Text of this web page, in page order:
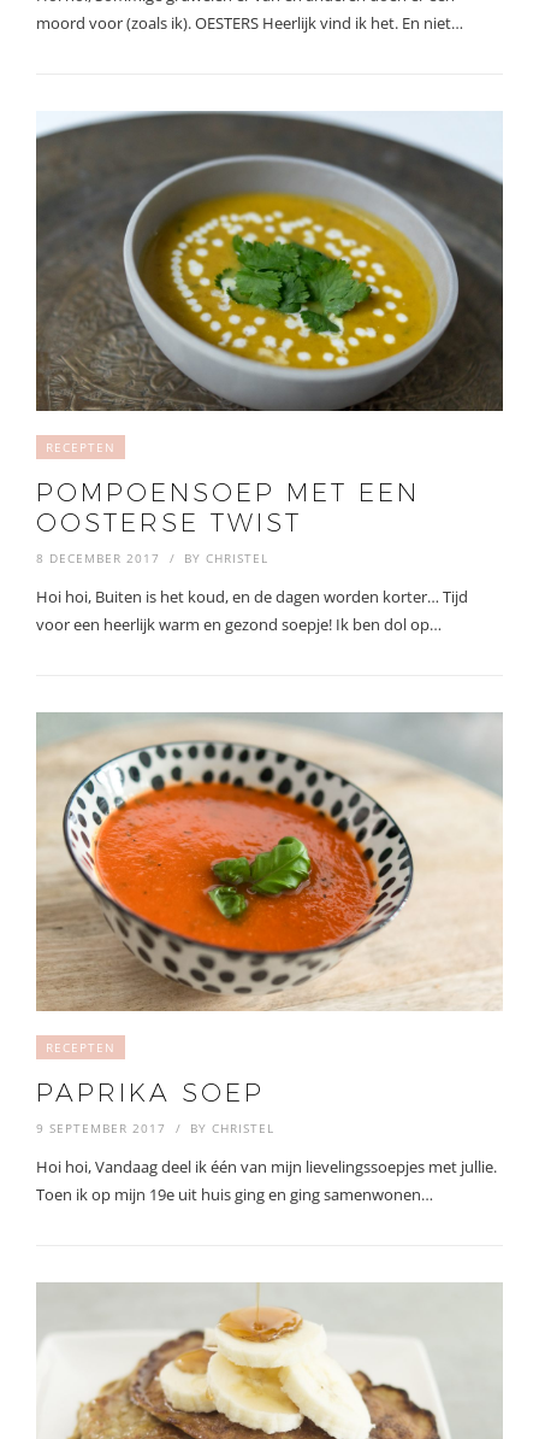
moord voor (zoals ik). OESTERS Heerlijk vind ik het. En niet…
RECEPTEN
POMPOENSOEP MET EEN
OOSTERSE TWIST
8 DECEMBER 2017 BY CHRISTEL
Hoi hoi, Buiten is het koud, en de dagen worden korter… Tijd
voor een heerlijk warm en gezond soepje! Ik ben dol op…
RECEPTEN
PAPRIKA SOEP
9 SEPTEMBER 2017 BY CHRISTEL
Hoi hoi, Vandaag deel ik één van mijn lievelingssoepjes met jullie.
Toen ik op mijn 19e uit huis ging en ging samenwonen…